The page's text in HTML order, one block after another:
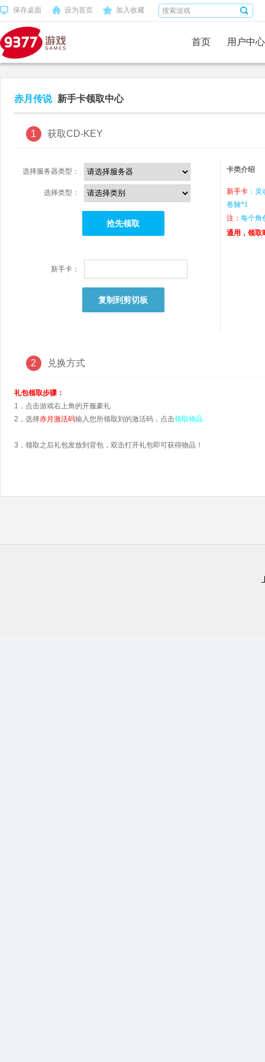
保存桌面 设为首页 加入收藏
首页 用户中心
赤月传说 新手卡领取中心
1 获取CD-KEY
选择服务器类型：
选择类型：
抢先领取
新手卡：
复制到剪切板
卡类介绍
新手卡 ：
卷轴*1
注： 每个角
通用，领取
2 兑换方式
礼包领取步骤：
1，点击游戏右上角的开服豪礼
2，选择赤月激活码输入您所领取到的激活码，点击领取物品
3，领取之后礼包发放到背包，双击打开礼包即可获得物品！